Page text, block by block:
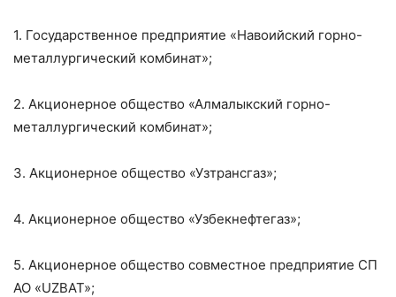
1. Государственное предприятие «Навоийский горно-
металлургический комбинат»;
2. Акционерное общество «Алмалыкский горно-
металлургический комбинат»;
3. Акционерное общество «Узтрансгаз»;
4. Акционерное общество «Узбекнефтегаз»;
5. Акционерное общество совместное предприятие СП
АО «UZBAT»;